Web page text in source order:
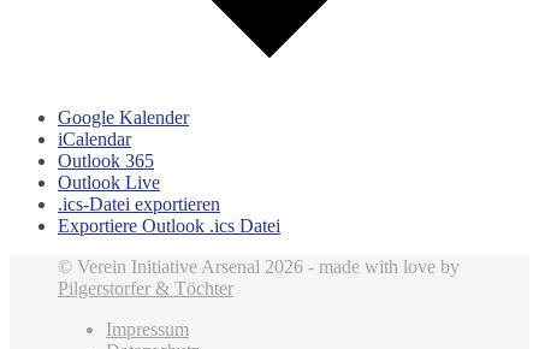
Google Kalender
iCalendar
Outlook 365
Outlook Live
.ics-Datei exportieren
Exportiere Outlook .ics Datei
© Verein Initiative Arsenal 2026 - made with love by
Pilgerstorfer & Töchter
Impressum